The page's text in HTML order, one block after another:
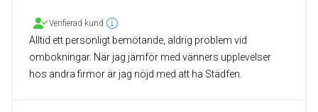
Verifierad kund
Alltid ett personligt bemötande, aldrig problem vid
ombokningar. När jag jämför med vänners upplevelser
hos andra firmor är jag nöjd med att ha Städfen.